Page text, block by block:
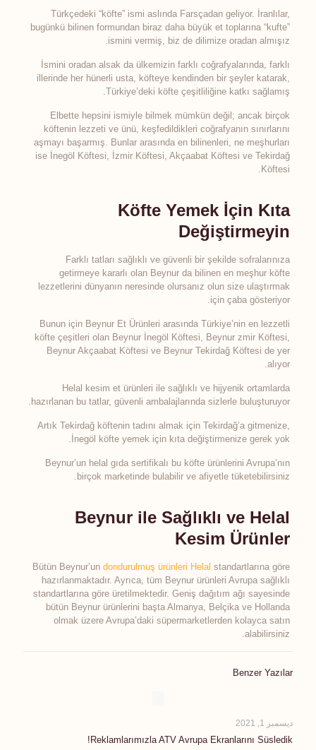
Türkçedeki “köfte” ismi aslında Farsçadan geliyor. İranlılar,
bugünkü bilinen formundan biraz daha büyük et toplarına “kufte”
ismini vermiş, biz de dilimize oradan almışız.
İsmini oradan alsak da ülkemizin farklı coğrafyalarında, farklı
illerinde her hünerli usta, köfteye kendinden bir şeyler katarak,
Türkiye’deki köfte çeşitliliğine katkı sağlamış.
Elbette hepsini ismiyle bilmek mümkün değil; ancak birçok
köftenin lezzeti ve ünü, keşfedildikleri coğrafyanın sınırlarını
aşmayı başarmış. Bunlar arasında en bilinenleri, ne meşhurları
ise İnegöl Köftesi, İzmir Köftesi, Akçaabat Köftesi ve Tekirdağ
Köftesi.
Köfte Yemek İçin Kıta
Değiştirmeyin
Farklı tatları sağlıklı ve güvenli bir şekilde sofralarınıza
getirmeye kararlı olan Beynur da bilinen en meşhur köfte
lezzetlerini dünyanın neresinde olursanız olun size ulaştırmak
için çaba gösteriyor.
Bunun için Beynur Et Ürünleri arasında Türkiye’nin en lezzetli
köfte çeşitleri olan Beynur İnegöl Köftesi, Beynur zmir Köftesi,
Beynur Akçaabat Köftesi ve Beynur Tekirdağ Köftesi de yer
alıyor.
Helal kesim et ürünleri ile sağlıklı ve hijyenik ortamlarda
hazırlanan bu tatlar, güvenli ambalajlarında sizlerle buluşturuyor.
Artık Tekirdağ köftenin tadını almak için Tekirdağ’a gitmenize,
İnegöl köfte yemek için kıta değiştirmenize gerek yok.
Beynur’un helal gıda sertifikalı bu köfte ürünlerini Avrupa’nın
birçok marketinde bulabilir ve afiyetle tüketebilirsiniz.
Beynur ile Sağlıklı ve Helal
Kesim Ürünler
Bütün Beynur’undondurulmuş ürünleri Helal standartlarına göre
hazırlanmaktadır. Ayrıca, tüm Beynur ürünleri Avrupa sağlıklı
standartlarına göre üretilmektedir. Geniş dağıtım ağı sayesinde
bütün Beynur ürünlerini başta Almanya, Belçika ve Hollanda
olmak üzere Avrupa’daki süpermarketlerden kolayca satın
alabilirsiniz.
Benzer Yazılar
ديسمبر 1, 2021
Reklamlarımızla ATV Avrupa Ekranlarını Süsledik!